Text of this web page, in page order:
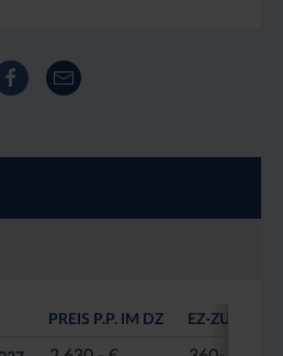
Facebook
E-Mail
PREIS P.P. IM DZ EZ-